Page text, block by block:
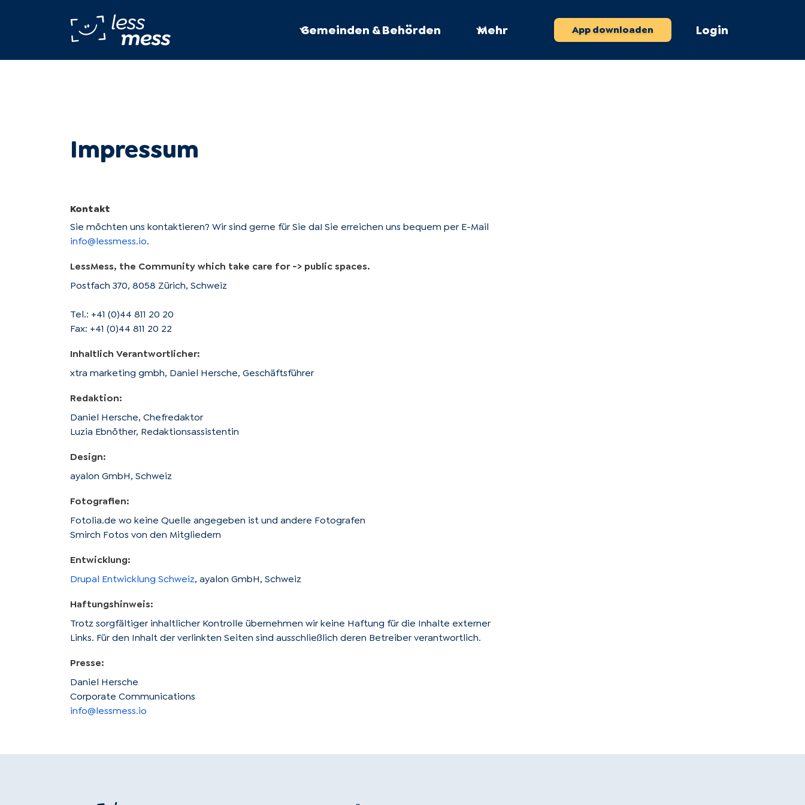
Gemeinden & Behörden Mehr App downloaden Login
Impressum
Kontakt
Sie möchten uns kontaktieren? Wir sind gerne für Sie da! Sie erreichen uns bequem per E-Mail
info@lessmess.io.
LessMess, the Community which take care for -> public spaces.
Postfach 370, 8058 Zürich, Schweiz
Tel.: +41 (0)44 811 20 20
Fax: +41 (0)44 811 20 22
Inhaltlich Verantwortlicher:
xtra marketing gmbh, Daniel Hersche, Geschäftsführer
Redaktion:
Daniel Hersche, Chefredaktor
Luzia Ebnöther, Redaktionsassistentin
Design:
ayalon GmbH, Schweiz
Fotografien:
Fotolia.de wo keine Quelle angegeben ist und andere Fotografen
Smirch Fotos von den Mitgliedern
Entwicklung:
Drupal Entwicklung Schweiz, ayalon GmbH, Schweiz
Haftungshinweis:
Trotz sorgfältiger inhaltlicher Kontrolle übernehmen wir keine Haftung für die Inhalte externer
Links. Für den Inhalt der verlinkten Seiten sind ausschließlich deren Betreiber verantwortlich.
Presse:
Daniel Hersche
Corporate Communications
info@lessmess.io